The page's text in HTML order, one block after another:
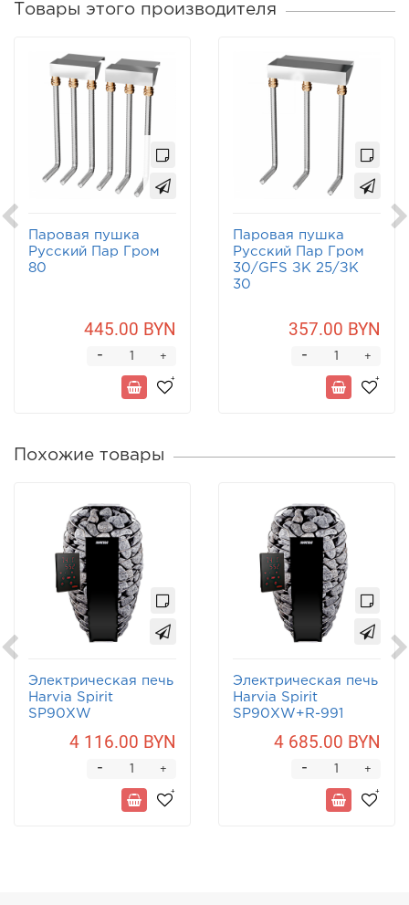
Товары этого производителя
Паровая пушка
Русский Пар Гром
80
445.00 BYN
+
-
Паровая пушка
Русский Пар Гром
30/GFS ЗК 25/ЗК
30
357.00 BYN
+
-
Похожие товары
Электрическая печь
Harvia Spirit
SP90XW
4 116.00 BYN
+
-
Электрическая печь
Harvia Spirit
SP90XW+R-991
4 685.00 BYN
+
-